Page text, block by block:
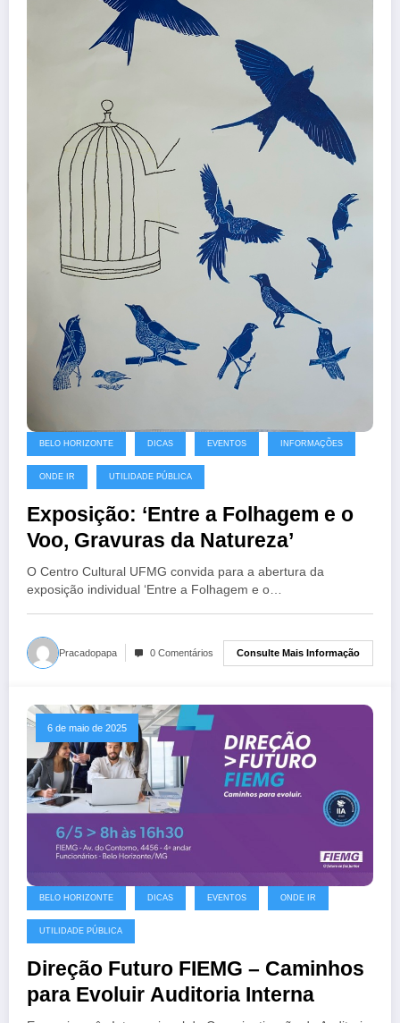
BELO HORIZONTE DICAS EVENTOS INFORMAÇÕES
ONDE IR UTILIDADE PÚBLICA
Exposição: ‘Entre a Folhagem e o
Voo, Gravuras da Natureza’
O Centro Cultural UFMG convida para a abertura da
exposição individual ‘Entre a Folhagem e o…
Pracadopapa 0 Comentários Consulte Mais Informação
6 de maio de 2025
BELO HORIZONTE DICAS EVENTOS ONDE IR
UTILIDADE PÚBLICA
Direção Futuro FIEMG – Caminhos
para Evoluir Auditoria Interna